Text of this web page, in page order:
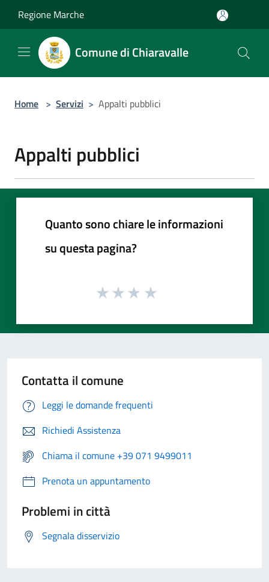
Regione Marche
Comune di Chiaravalle
Home > Servizi > Appalti pubblici
Appalti pubblici
Quanto sono chiare le informazioni
su questa pagina?
Contatta il comune
Leggi le domande frequenti
Richiedi Assistenza
Chiama il comune +39 071 9499011
Prenota un appuntamento
Problemi in città
Segnala disservizio